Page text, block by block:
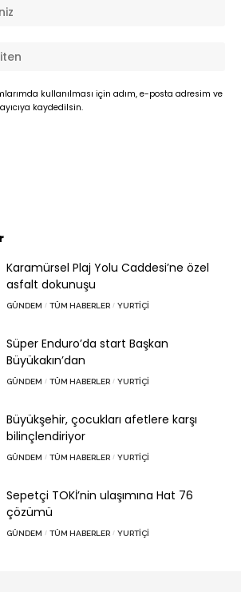
kullanılması için adım, e-posta adresim ve
kaydedilsin.
Karamürsel Plaj Yolu Caddesi’ne özel
asfalt dokunuşu
GÜNDEM TÜM HABERLER YURTIÇI
Süper Enduro’da start Başkan
Büyükakın’dan
GÜNDEM TÜM HABERLER YURTIÇI
Büyükşehir, çocukları afetlere karşı
bilinçlendiriyor
GÜNDEM TÜM HABERLER YURTIÇI
Sepetçi TOKİ’nin ulaşımına Hat 76
çözümü
GÜNDEM TÜM HABERLER YURTIÇI